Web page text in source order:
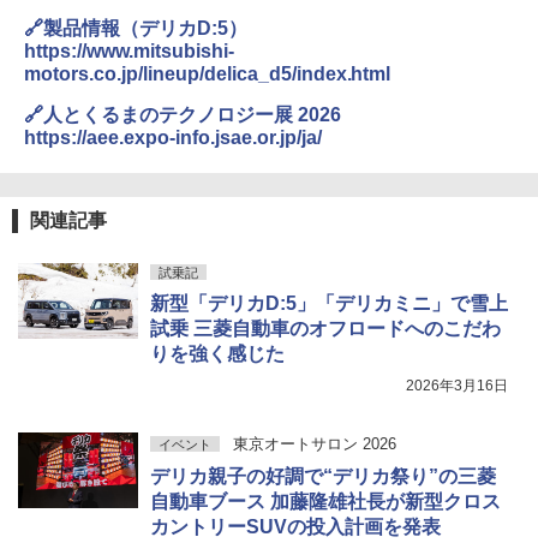
🔗製品情報（デリカD:5）
https://www.mitsubishi-
motors.co.jp/lineup/delica_d5/index.html
🔗人とくるまのテクノロジー展 2026
https://aee.expo-info.jsae.or.jp/ja/
関連記事
試乗記
新型「デリカD:5」「デリカミニ」で雪上
試乗 三菱自動車のオフロードへのこだわ
りを強く感じた
2026年3月16日
イベント 東京オートサロン 2026
デリカ親子の好調で“デリカ祭り”の三菱
自動車ブース 加藤隆雄社長が新型クロス
カントリーSUVの投入計画を発表